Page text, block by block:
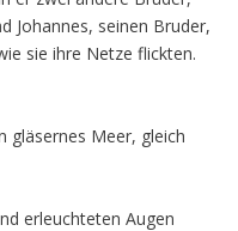
Johannes, seinen Bruder,
sie ihre Netze flickten.
gläsernes Meer, gleich
erleuchteten Augen